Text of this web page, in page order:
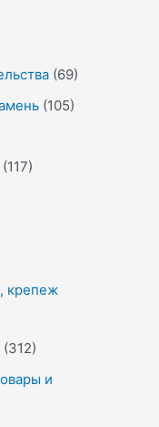
(69)
(105)
(117)
крепеж
(312)
и